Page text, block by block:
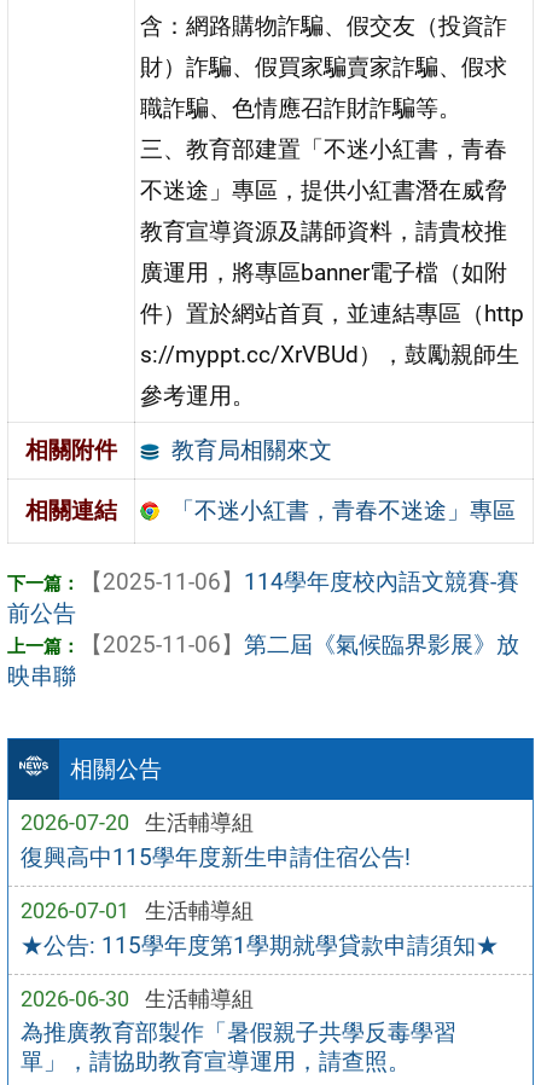
相關公告
2026-07-20 生活輔導組
復興高中115學年度新生申請住宿公告!
2026-07-01 生活輔導組
★公告: 115學年度第1學期就學貸款申請須知★
2026-06-30 生活輔導組
為推廣教育部製作「暑假親子共學反毒學習
單」，請協助教育宣導運用，請查照。
含：網路購物詐騙、假交友（投資詐
財）詐騙、假買家騙賣家詐騙、假求
職詐騙、色情應召詐財詐騙等。
三、教育部建置「不迷小紅書，青春
不迷途」專區，提供小紅書潛在威脅
教育宣導資源及講師資料，請貴校推
廣運用，將專區banner電子檔（如附
件）置於網站首頁，並連結專區（http
s://myppt.cc/XrVBUd），鼓勵親師生
參考運用。
相關附件
教育局相關來文
相關連結 「不迷小紅書，青春不迷途」專區
【2025-11-06】 114學年度校內語文競賽-賽
前公告
【2025-11-06】 第二屆《氣候臨界影展》放
映串聯